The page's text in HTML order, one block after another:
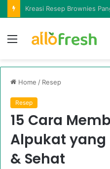
Menu
Home / Resep
Resep
15 Cara
Alpukat yang
& Sehat